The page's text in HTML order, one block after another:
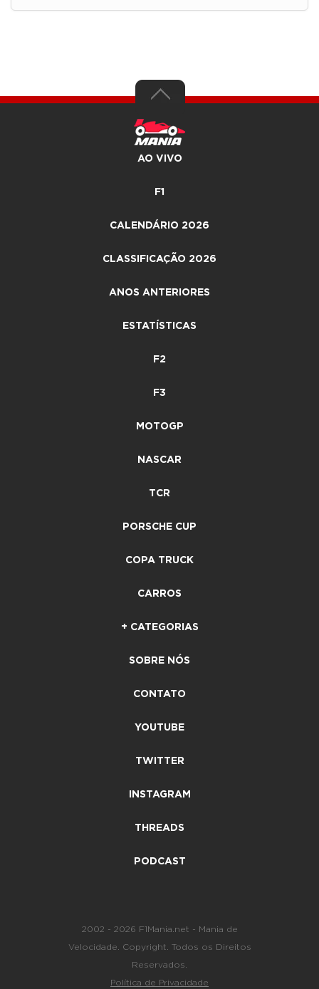
AO VIVO
F1
CALENDÁRIO 2026
CLASSIFICAÇÃO 2026
ANOS ANTERIORES
ESTATÍSTICAS
F2
F3
MOTOGP
NASCAR
TCR
PORSCHE CUP
COPA TRUCK
CARROS
+ CATEGORIAS
SOBRE NÓS
CONTATO
YOUTUBE
TWITTER
INSTAGRAM
THREADS
PODCAST
2002 - 2026 F1Mania.net - Mania de
Velocidade. Copyright. Todos os Direitos
Reservados.
Política de Privacidade